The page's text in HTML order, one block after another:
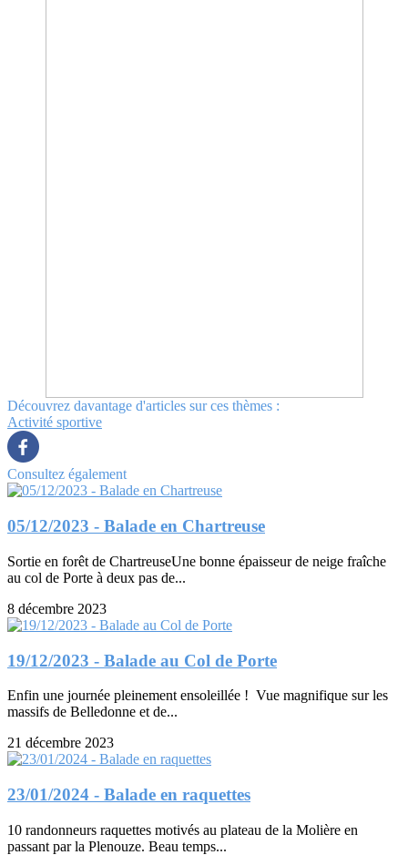
Découvrez davantage d'articles sur ces thèmes :
Activité sportive
Consultez également
05/12/2023 - Balade en Chartreuse
Sortie en forêt de ChartreuseUne bonne épaisseur de neige fraîche
au col de Porte à deux pas de...
8 décembre 2023
19/12/2023 - Balade au Col de Porte
Enfin une journée pleinement ensoleillée ! Vue magnifique sur les
massifs de Belledonne et de...
21 décembre 2023
23/01/2024 - Balade en raquettes
10 randonneurs raquettes motivés au plateau de la Molière en
passant par la Plenouze. Beau temps...